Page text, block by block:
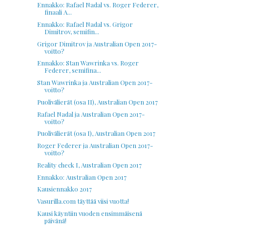
Ennakko: Rafael Nadal vs. Roger Federer,
finaali A...
Ennakko: Rafael Nadal vs. Grigor
Dimitrov, semifin...
Grigor Dimitrov ja Australian Open 2017-
voitto?
Ennakko: Stan Wawrinka vs. Roger
Federer, semifina...
Stan Wawrinka ja Australian Open 2017-
voitto?
Puolivälierät (osa II), Australian Open 2017
Rafael Nadal ja Australian Open 2017-
voitto?
Puolivälierät (osa I), Australian Open 2017
Roger Federer ja Australian Open 2017-
voitto?
Reality check I, Australian Open 2017
Ennakko: Australian Open 2017
Kausiennakko 2017
Vasurilla.com täyttää viisi vuotta!
Kausi käyntiin vuoden ensimmäisenä
päivänä!